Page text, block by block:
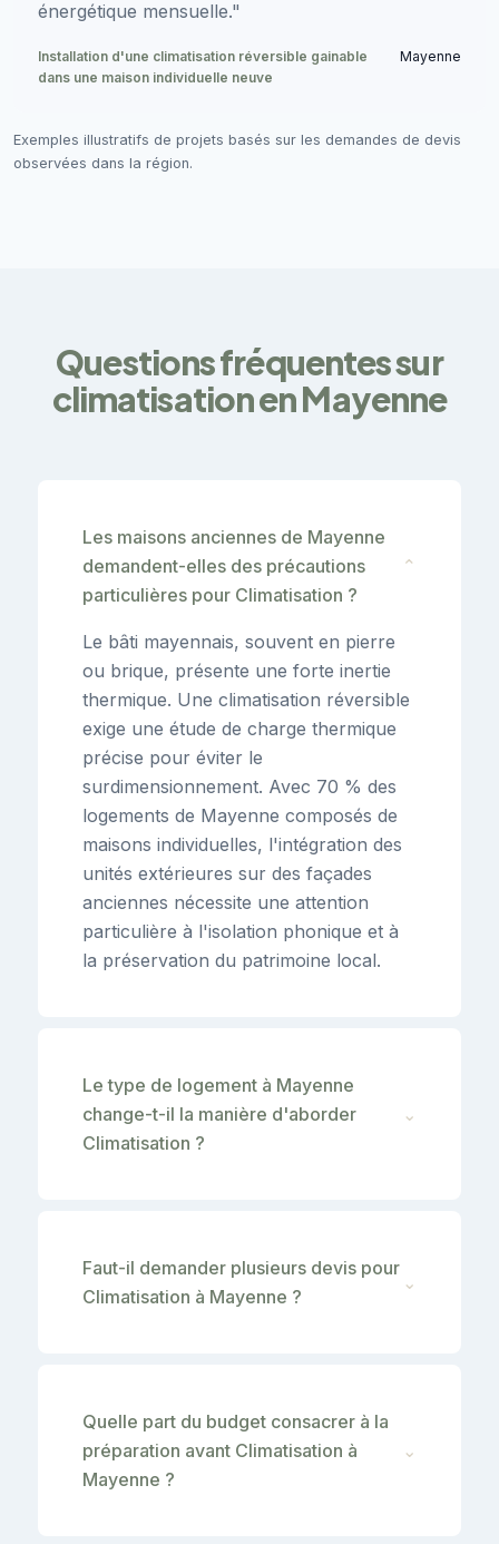
énergétique mensuelle."
Installation d'une climatisation réversible gainable
dans une maison individuelle neuve
Mayenne
Exemples illustratifs de projets basés sur les demandes de devis
observées dans la région.
Questions fréquentes sur
climatisation en Mayenne
Les maisons anciennes de Mayenne
demandent-elles des précautions
particulières pour Climatisation ?
⌄
Le bâti mayennais, souvent en pierre
ou brique, présente une forte inertie
thermique. Une climatisation réversible
exige une étude de charge thermique
précise pour éviter le
surdimensionnement. Avec 70 % des
logements de Mayenne composés de
maisons individuelles, l'intégration des
unités extérieures sur des façades
anciennes nécessite une attention
particulière à l'isolation phonique et à
la préservation du patrimoine local.
Le type de logement à Mayenne
change-t-il la manière d'aborder
Climatisation ?
⌄
Faut-il demander plusieurs devis pour
Climatisation à Mayenne ?
⌄
Quelle part du budget consacrer à la
préparation avant Climatisation à
Mayenne ?
⌄